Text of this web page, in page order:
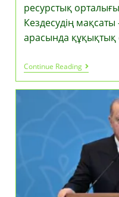
ресурстық
Кездесудің
арасында
Continue ReadingЖастар
Және